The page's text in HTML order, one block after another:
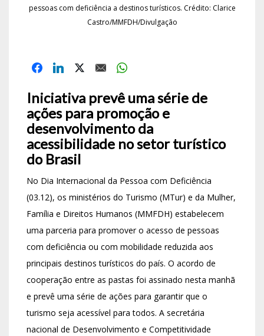
pessoas com deficiência a destinos turísticos. Crédito: Clarice
Castro/MMFDH/Divulgação
Iniciativa prevê uma série de
ações para promoção e
desenvolvimento da
acessibilidade no setor turístico
do Brasil
No Dia Internacional da Pessoa com Deficiência
(03.12), os ministérios do Turismo (MTur) e da Mulher,
Família e Direitos Humanos (MMFDH) estabelecem
uma parceria para promover o acesso de pessoas
com deficiência ou com mobilidade reduzida aos
principais destinos turísticos do país. O acordo de
cooperação entre as pastas foi assinado nesta manhã
e prevê uma série de ações para garantir que o
turismo seja acessível para todos. A secretária
nacional de Desenvolvimento e Competitividade